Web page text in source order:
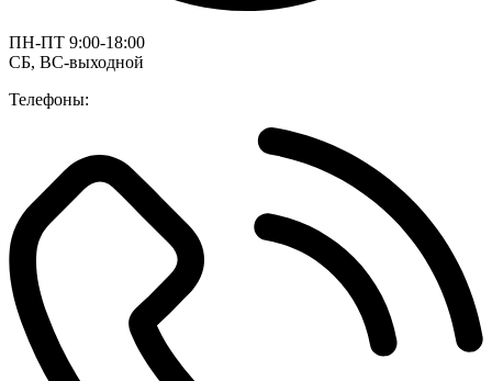
ПН-ПТ 9:00-18:00
СБ, ВС-выходной
Телефоны: